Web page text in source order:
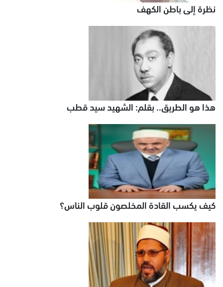
نظرة إلى باطن الكهف
هذا هو الطريق.. بقلم: الشهيد سيد قطب
كيف يكسب القادة المخلصون قلوب الناس؟